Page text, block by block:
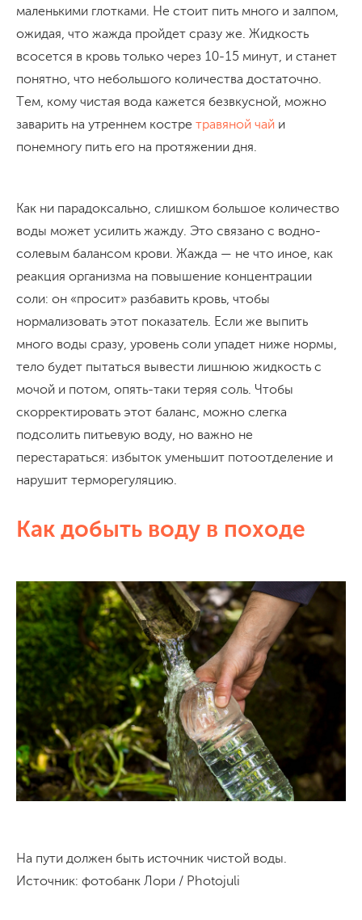
маленькими глотками. Не стоит пить много и залпом,
ожидая, что жажда пройдет сразу же. Жидкость
всосется в кровь только через 10-15 минут, и станет
понятно, что небольшого количества достаточно.
Тем, кому чистая вода кажется безвкусной, можно
заварить на утреннем костре травяной чай и
понемногу пить его на протяжении дня.
Как ни парадоксально, слишком большое количество
воды может усилить жажду. Это связано с водно-
солевым балансом крови. Жажда — не что иное, как
реакция организма на повышение концентрации
соли: он «просит» разбавить кровь, чтобы
нормализовать этот показатель. Если же выпить
много воды сразу, уровень соли упадет ниже нормы,
тело будет пытаться вывести лишнюю жидкость с
мочой и потом, опять-таки теряя соль. Чтобы
скорректировать этот баланс, можно слегка
подсолить питьевую воду, но важно не
перестараться: избыток уменьшит потоотделение и
нарушит терморегуляцию.
Как добыть воду в походе
На пути должен быть источник чистой воды.
Источник: фотобанк Лори / Photojuli